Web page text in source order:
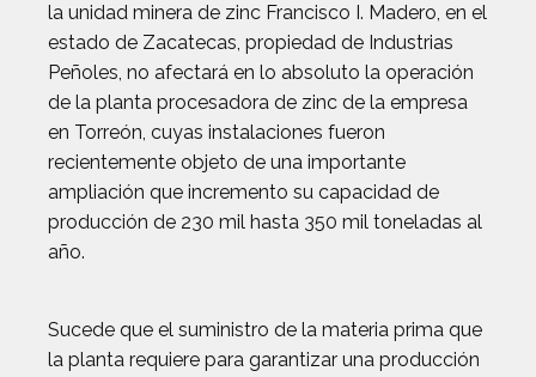
la unidad minera de zinc Francisco I. Madero, en el
estado de Zacatecas, propiedad de Industrias
Peñoles, no afectará en lo absoluto la operación
de la planta procesadora de zinc de la empresa
en Torreón, cuyas instalaciones fueron
recientemente objeto de una importante
ampliación que incremento su capacidad de
producción de 230 mil hasta 350 mil toneladas al
año.
Sucede que el suministro de la materia prima que
la planta requiere para garantizar una producción